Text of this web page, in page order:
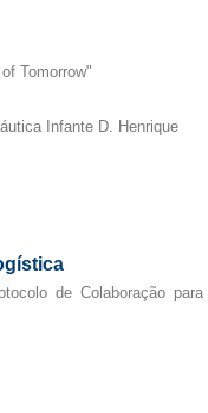
Tomorrow"
Infante D. Henrique
de Colaboração para